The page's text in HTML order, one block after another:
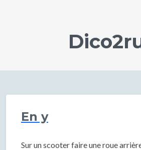
En y
Sur un scooter faire une roue